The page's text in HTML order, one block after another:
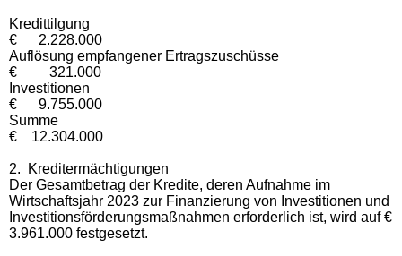
Kredittilgung
€ 2.228.000
Auflösung empfangener Ertragszuschüsse
€ 321.000
Investitionen
€ 9.755.000
Summe
€ 12.304.000
2.
Kreditermächtigungen
Der Gesamtbetrag der Kredite, deren Aufnahme im
Wirtschaftsjahr 2023 zur Finanzierung von Investitionen und
Investitionsförderungsmaßnahmen erforderlich ist, wird auf €
3.961.000 festgesetzt.